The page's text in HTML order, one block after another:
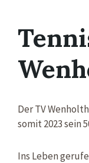
Der TV
somit 2023 sein
Ins Leben